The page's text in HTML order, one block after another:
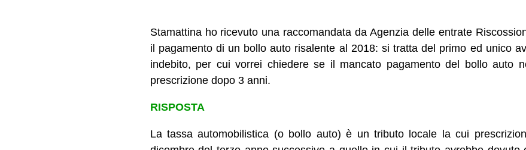
Stamattina ho ricevuto una raccomandata da Agenzia delle entrate
il pagamento di un bollo auto risalente al 2018: si tratta del primo ed unico
indebito, per cui vorrei chiedere se il mancato pagamento del bollo auto
prescrizione dopo 3 anni.
RISPOSTA
La tassa automobilistica (o bollo auto) è un tributo locale la cui